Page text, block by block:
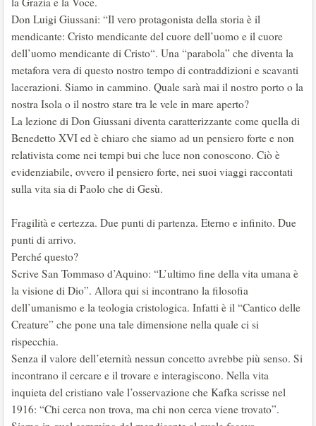
Don Luigi Giussani: “Il vero protagonista della storia è il
mendicante: Cristo mendicante del cuore dell’uomo e il cuore
dell’uomo mendicante di Cristo“. Una “parabola” che diventa la
metafora vera di questo nostro tempo di contraddizioni e scavanti
lacerazioni. Siamo in cammino. Quale sarà mai il nostro porto o la
nostra Isola o il nostro stare tra le vele in mare aperto?
La lezione di Don Giussani diventa caratterizzante come quella di
Benedetto XVI ed è chiaro che siamo ad un pensiero forte e non
relativista come nei tempi bui che luce non conoscono. Ciò è
evidenziabile, ovvero il pensiero forte, nei suoi viaggi raccontati
sulla vita sia di Paolo che di Gesù.
Fragilità e certezza. Due punti di partenza. Eterno e infinito. Due
punti di arrivo.
Perché questo?
Scrive San Tommaso d’Aquino: “L’ultimo fine della vita umana è
la visione di Dio”. Allora qui si incontrano la filosofia
dell’umanismo e la teologia cristologica. Infatti è il “Cantico delle
Creature” che pone una tale dimensione nella quale ci si
rispecchia.
Senza il valore dell’eternità nessun concetto avrebbe più senso. Si
incontrano il cercare e il trovare e interagiscono. Nella vita
inquieta del cristiano vale l’osservazione che Kafka scrisse nel
1916: “Chi cerca non trova, ma chi non cerca viene trovato”.